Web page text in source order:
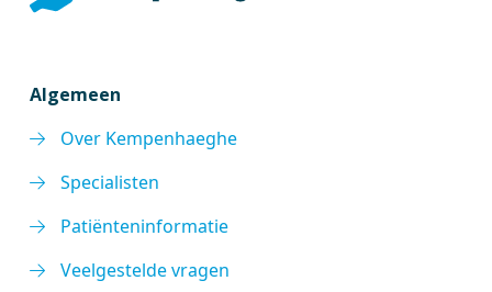
Algemeen
Over Kempenhaeghe
Specialisten
Patiënteninformatie
Veelgestelde vragen